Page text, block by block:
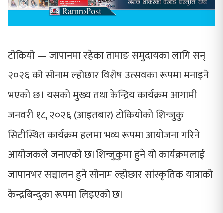
टोकियो — जापानमा रहेका तामाङ समुदायका लागि सन्
२०२६ को सोनाम ल्होछार विशेष उत्सवका रूपमा मनाइने
भएको छ। यसको मुख्य तथा केन्द्रिय कार्यक्रम आगामी
जनवरी १८, २०२६ (आइतबार) टोकियोको शिन्जुकु
सिटीस्थित कार्यक्रम हलमा भव्य रूपमा आयोजना गरिने
आयोजकले जनाएको छ।शिन्जुकुमा हुने यो कार्यक्रमलाई
जापानभर सञ्चालन हुने सोनाम ल्होछार सांस्कृतिक यात्राको
केन्द्रबिन्दुका रूपमा लिइएको छ।